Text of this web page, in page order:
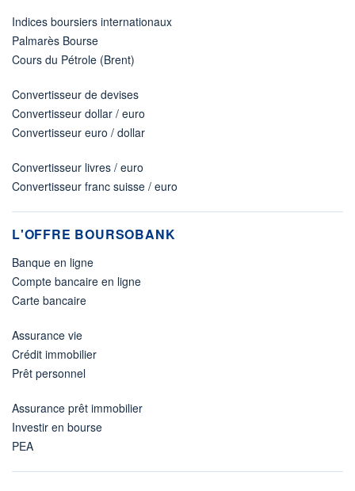
Indices boursiers internationaux
Palmarès Bourse
Cours du Pétrole (Brent)
Convertisseur de devises
Convertisseur dollar / euro
Convertisseur euro / dollar
Convertisseur livres / euro
Convertisseur franc suisse / euro
L'OFFRE BOURSOBANK
Banque en ligne
Compte bancaire en ligne
Carte bancaire
Assurance vie
Crédit immobilier
Prêt personnel
Assurance prêt immobilier
Investir en bourse
PEA